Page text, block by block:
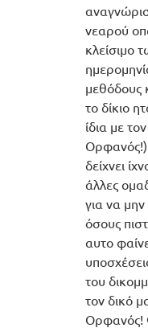
νεαρού
κλείσιμο
μεθόδους
το δίκιο
ίδια με
Ορφανός!).
δείχνει
άλλες
για να
όσους
αυτο
του
τον δικό
Ορφανός!